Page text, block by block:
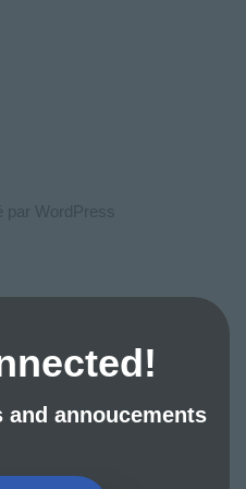
par WordPress
annoucements